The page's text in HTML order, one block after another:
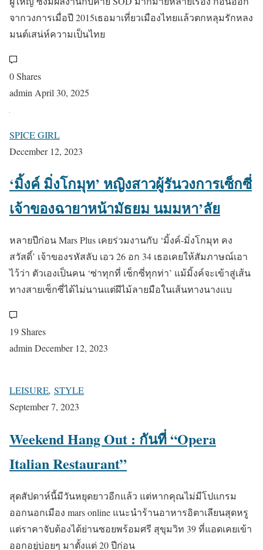
จากวงการเมื่อปี 2015เธอมาเที่ยวเมืองไทยแล้วตกหลุมรักหลง
มนต์เสน่ห์ความเป็นไทย
0 Shares
admin April 30, 2025
SPICE GIRL
December 12, 2023
‘มิ้งค์ มิ่งโกมุท’ หญิงสาวผู้รันวงการเซ็กซี่
เจ้าของฉายาหน้ามัธยม นมมหา’ลัย
หลายปีก่อน Mars Plus เคยร่วมงานกับ ‘มิ้งค์-มิ่งโกมุท คง
สวัสดิ์’ เจ้าของรหัสลับ เอว 26 อก 34 เธอเคยให้สัมภาษณ์เอา
ไว้ว่า ตัวเองเป็นคน ‘ซ่าทุกที่ เซ็กซี่ทุกท่า’ แม้มิ้งค์จะเข้าสู่เส้น
ทางสายเซ็กซี่ได้ไม่นานแต่ฝีไม้ลายมือในเส้นทางนางแบ
19 Shares
adminDecember 12, 2023
LEISURE, STYLE
September 7, 2023
Weekend Hang Out : กันที่ “Opera
Italian Restaurant”
สุดสัปดาห์นี้มีวันหยุดยาวอีกแล้ว แต่หากคุณไม่มีโปแกรม
ออกนอกเมือง mars online แนะนำร้านอาหารอิตาเลียนสุดหรู
แต่ราคาจับต้องได้ย่านซอยพร้อมศรี สุขุมวิท 39 ที่แอดเคยเข้า
ออกอยู่บ่อยๆ มาตั้งแต่ 20 ปีก่อน